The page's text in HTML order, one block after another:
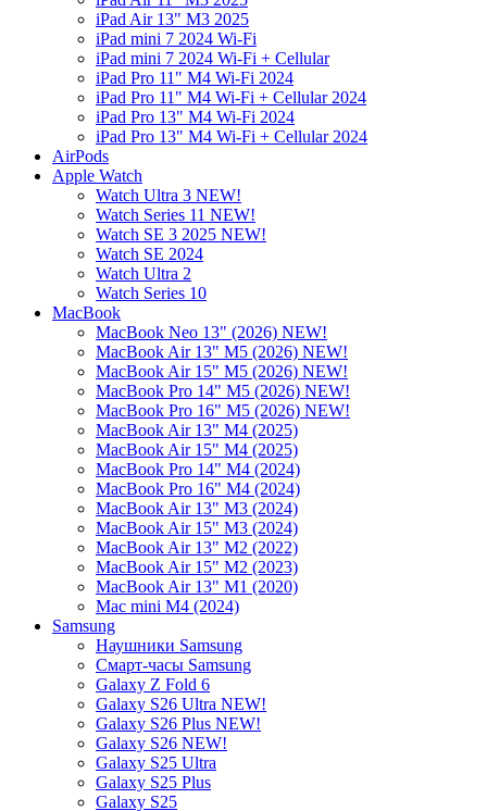
iPad Air 13" M3 2025
iPad mini 7 2024 Wi-Fi
iPad mini 7 2024 Wi-Fi + Cellular
iPad Pro 11" M4 Wi-Fi 2024
iPad Pro 11" M4 Wi-Fi + Cellular 2024
iPad Pro 13" M4 Wi-Fi 2024
iPad Pro 13" M4 Wi-Fi + Cellular 2024
AirPods
Apple Watch
Watch Ultra 3 NEW!
Watch Series 11 NEW!
Watch SE 3 2025 NEW!
Watch SE 2024
Watch Ultra 2
Watch Series 10
MacBook
MacBook Neo 13" (2026) NEW!
MacBook Air 13" M5 (2026) NEW!
MacBook Air 15" M5 (2026) NEW!
MacBook Pro 14" M5 (2026) NEW!
MacBook Pro 16" M5 (2026) NEW!
MacBook Air 13" M4 (2025)
MacBook Air 15" M4 (2025)
MacBook Pro 14" M4 (2024)
MacBook Pro 16" M4 (2024)
MacBook Air 13" M3 (2024)
MacBook Air 15" M3 (2024)
MacBook Air 13" M2 (2022)
MacBook Air 15" M2 (2023)
MacBook Air 13" M1 (2020)
Mac mini M4 (2024)
Samsung
Наушники Samsung
Смарт-часы Samsung
Galaxy Z Fold 6
Galaxy S26 Ultra NEW!
Galaxy S26 Plus NEW!
Galaxy S26 NEW!
Galaxy S25 Ultra
Galaxy S25 Plus
Galaxy S25